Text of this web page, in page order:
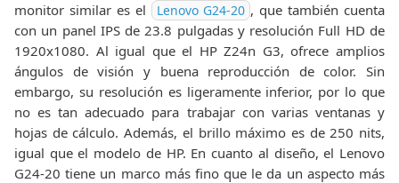
monitor similar es el
Lenovo G24-20 , que también cuenta
con un panel IPS de 23.8 pulgadas y resolución Full HD de
1920x1080. Al igual que el HP Z24n G3, ofrece amplios
ángulos de visión y buena reproducción de color. Sin
embargo, su resolución es ligeramente inferior, por lo que
no es tan adecuado para trabajar con varias ventanas y
hojas de cálculo. Además, el brillo máximo es de 250 nits,
igual que el modelo de HP. En cuanto al diseño, el Lenovo
G24-20 tiene un marco más fino que le da un aspecto más